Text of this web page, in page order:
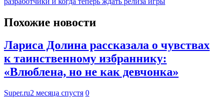
Похожие новости
Лариса Долина рассказала о чувствах
к таинственному избраннику:
«Влюблена, но не как девчонка»
Super.ru2 месяца спустя 0